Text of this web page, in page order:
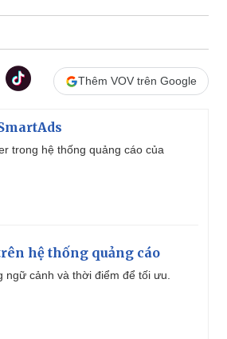
Thêm VOV trên Google
trong hệ thống quảng cáo của
hệ thống quảng cáo
cảnh và thời điểm để tối ưu.